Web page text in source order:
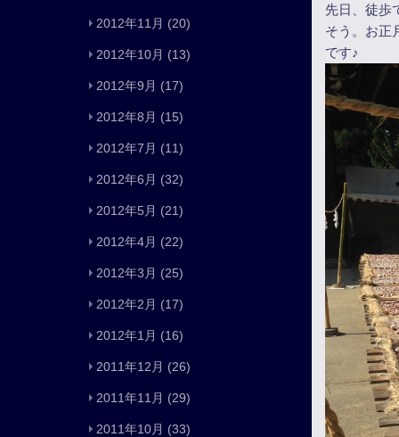
先日、徒歩
そう。お正
です♪
2012年11月 (20)
2012年10月 (13)
2012年9月 (17)
2012年8月 (15)
2012年7月 (11)
2012年6月 (32)
2012年5月 (21)
2012年4月 (22)
2012年3月 (25)
2012年2月 (17)
2012年1月 (16)
2011年12月 (26)
2011年11月 (29)
2011年10月 (33)